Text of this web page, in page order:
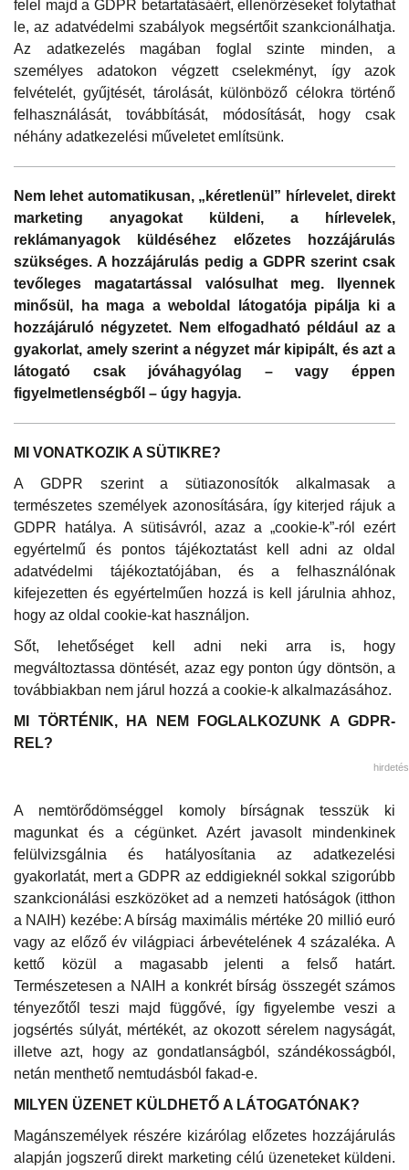
felel majd a GDPR betartatásáért, ellenőrzéseket folytathat
le, az adatvédelmi szabályok megsértőit szankcionálhatja.
Az adatkezelés magában foglal szinte minden, a
személyes adatokon végzett cselekményt, így azok
felvételét, gyűjtését, tárolását, különböző célokra történő
felhasználását, továbbítását, módosítását, hogy csak
néhány adatkezelési műveletet említsünk.
Nem lehet automatikusan, „kéretlenül” hírlevelet, direkt
marketing anyagokat küldeni, a hírlevelek,
reklámanyagok küldéséhez előzetes hozzájárulás
szükséges. A hozzájárulás pedig a GDPR szerint csak
tevőleges magatartással valósulhat meg. Ilyennek
minősül, ha maga a weboldal látogatója pipálja ki a
hozzájáruló négyzetet. Nem elfogadható például az a
gyakorlat, amely szerint a négyzet már kipipált, és azt a
látogató csak jóváhagyólag – vagy éppen
figyelmetlenségből – úgy hagyja.
MI VONATKOZIK A SÜTIKRE?
A GDPR szerint a sütiazonosítók alkalmasak a
természetes személyek azonosítására, így kiterjed rájuk a
GDPR hatálya. A sütisávról, azaz a „cookie-k”-ról ezért
egyértelmű és pontos tájékoztatást kell adni az oldal
adatvédelmi tájékoztatójában, és a felhasználónak
kifejezetten és egyértelműen hozzá is kell járulnia ahhoz,
hogy az oldal cookie-kat használjon.
Sőt, lehetőséget kell adni neki arra is, hogy
megváltoztassa döntését, azaz egy ponton úgy döntsön, a
továbbiakban nem járul hozzá a cookie-k alkalmazásához.
MI TÖRTÉNIK, HA NEM FOGLALKOZUNK A GDPR-
REL?
hirdetés
A nemtörődömséggel komoly bírságnak tesszük ki
magunkat és a cégünket. Azért javasolt mindenkinek
felülvizsgálnia és hatályosítania az adatkezelési
gyakorlatát, mert a GDPR az eddigieknél sokkal szigorúbb
szankcionálási eszközöket ad a nemzeti hatóságok (itthon
a NAIH) kezébe: A bírság maximális mértéke 20 millió euró
vagy az előző év világpiaci árbevételének 4 százaléka. A
kettő közül a magasabb jelenti a felső határt.
Természetesen a NAIH a konkrét bírság összegét számos
tényezőtől teszi majd függővé, így figyelembe veszi a
jogsértés súlyát, mértékét, az okozott sérelem nagyságát,
illetve azt, hogy az gondatlanságból, szándékosságból,
netán menthető nemtudásból fakad-e.
MILYEN ÜZENET KÜLDHETŐ A LÁTOGATÓNAK?
Magánszemélyek részére kizárólag előzetes hozzájárulás
alapján jogszerű direkt marketing célú üzeneteket küldeni.